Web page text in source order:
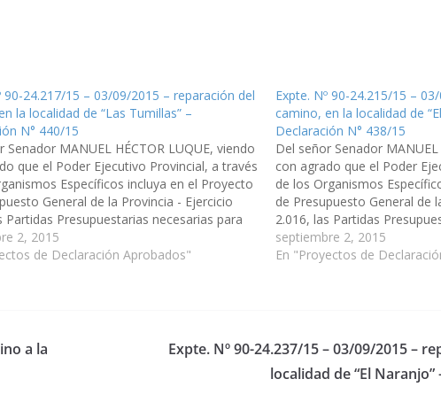
90-24.217/15 – 03/09/2015 – reparación del
la localidad de “Las Tumillas” –
N° 440/15
Senador MANUEL HÉCTOR LUQUE, viendo
que el Poder Ejecutivo Provincial, a través
Específicos incluya en el Proyecto
General de la Provincia - Ejercicio
Partidas Presupuestarias necesarias para
a la reparación del camino, en la
de…
2, 2015
de Declaración Aprobados"
Expte. Nº 90-24.215/15 –
camino, en la localidad de
Declaración N° 438/15
Del señor Senador
con agrado que el Poder
de los Organismos
de Presupuesto General de
2.016, las Partidas
que se proceda a la
localidad de…
septiembre 2, 2015
En "Proyectos de
a la
Expte. Nº 90-24.237/15 – 03/09/2015 –
localidad de “El